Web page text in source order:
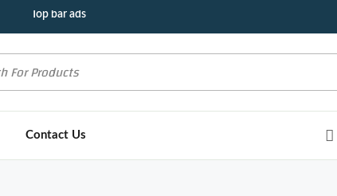
Top bar ads
Contact Us